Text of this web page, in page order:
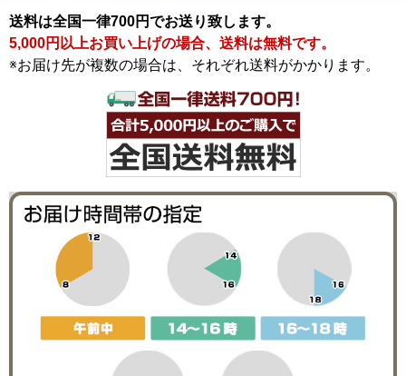
送料は全国一律700円でお送り致します。
5,000円以上お買い上げの場合、送料は無料です。
※お届け先が複数の場合は、それぞれ送料がかかります。